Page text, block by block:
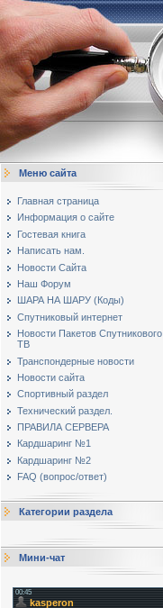
Меню сайта
Главная страница
Информация о сайте
Гостевая книга
Написать нам.
Новости Сайта
Наш Форум
ШАРА НА ШАРУ (Коды)
Спутниковый интернет
Новости Пакетов Спутникового
ТВ
Транспондерные новости
Новости сайта
Спортивный раздел
Технический раздел.
ПРАВИЛА СЕРВЕРА
Кардшаринг №1
Кардшаринг №2
FAQ (вопрос/ответ)
Категории раздела
Мини-чат